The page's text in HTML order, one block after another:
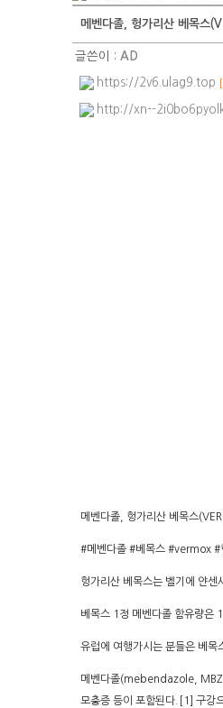
메벤다졸, 헝가리산 베목스
글쓴이 :AD
https://2v6.ulag9.top
http://xn--
메벤다졸, 헝가리산 베목스
#메벤다졸 #베목스 #vermox #
헝가리산 베목스는 벨기에 얀
베목스 1정 메벤다졸 함유량은
유럽에 여행가시는 분들은 베
메벤다졸(mebendazole, MBZ)
모충증 등이 포함된다.[1] 구강